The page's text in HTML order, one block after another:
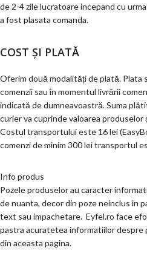
de 2-4 zile lucratoare incepand cu
a fost plasata comanda.
COST ȘI PLATĂ
Oferim două modalități de plată. Plata
comenzii sau în momentul livrării
indicată de dumneavoastră. Suma
curier va cuprinde valoarea
Costul transportului este 16 lei
comenzi de minim 300 lei transportul
Info produs
Pozele produselor au caracter
de nuanta, decor din poze neinclus in
text sau impachetare. Eyfel.ro face
pastra acuratetea informatiilor despre
din aceasta pagina.